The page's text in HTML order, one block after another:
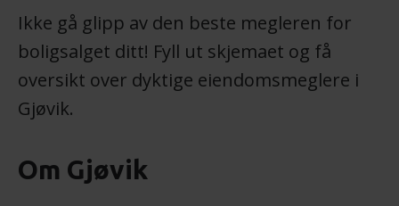
Ikke gå glipp av den beste megleren for
boligsalget ditt! Fyll ut skjemaet og få
oversikt over dyktige eiendomsmeglere i
Gjøvik.
Om Gjøvik